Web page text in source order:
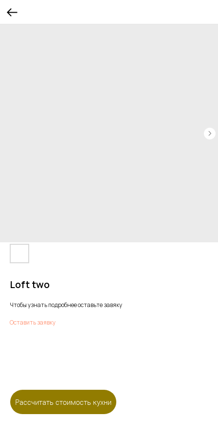
Loft two
Чтобы узнать подробнее оставьте завяку
Оставить заявку
Рассчитать стоимость кухни